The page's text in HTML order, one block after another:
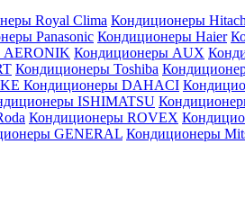
Royal Clima Кондиционеры
Panasonic Кондиционеры Haier
AERONIK Кондиционеры AUX
Кондиционеры Toshiba
Кондиционеры DAHACI
ISHIMATSU
Кондиционеры ROVEX
GENERAL Кондиционеры